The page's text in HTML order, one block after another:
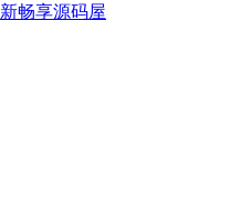
新畅享源码屋